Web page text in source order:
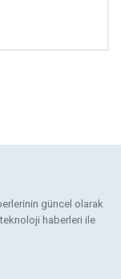
VE SEO YAZILIM
güncel olarak
teknoloji haberleri ile